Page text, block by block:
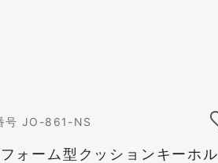
号 JO-861-NS
ォーム型クッションキーホル